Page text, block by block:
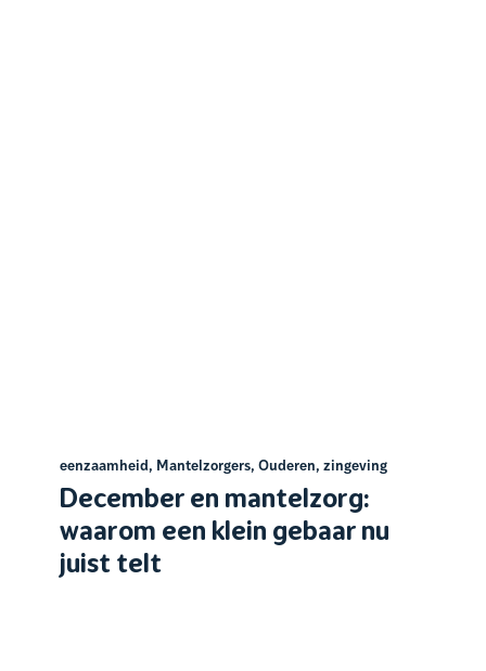
eenzaamheid, Mantelzorgers, Ouderen, zingeving
December en mantelzorg:
waarom een klein gebaar nu
juist telt